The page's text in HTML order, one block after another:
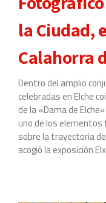
la Ciudad,
Calahorra
Dentro del amplio
celebradas en Elche
de la «Dama de
uno de los
sobre la trayectoria
acogió la exposición